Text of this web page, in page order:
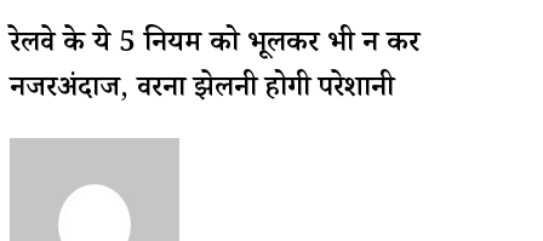
रेलवे के ये 5 नियम को भूलकर भी न करें
नजरअंदाज, वरना झेलनी होगी परेशानी